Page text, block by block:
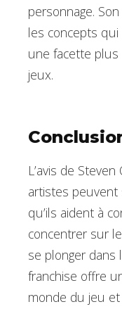
personnage.
les concepts qui
une facette plus
jeux.
L’avis de
artistes peuvent
qu’ils aident à
concentrer sur
se plonger dans
franchise offre
monde du jeu